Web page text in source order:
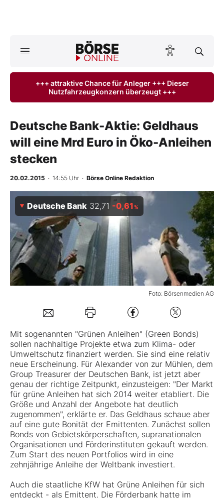
ktuelle Ausgabe BÖRSE ONLINE lesen
Finanz-Check
BO-Musterdepots
Experten
Mein B:O
Mein Konto
Folgen Sie uns
Kontakt
+++ attraktive Chance für Anleger +++ Dieser
Nutzfahrzeugkonzern überzeugt +++
Deutsche Bank-Aktie: Geldhaus
will eine Mrd Euro in Öko-Anleihen
stecken
20.02.2015 · 14:55 Uhr · Börse Online Redaktion
Foto: Börsenmedien AG
Deutsche Bank 32,71 -0,61%
Mit sogenannten "Grünen Anleihen" (Green Bonds)
sollen nachhaltige Projekte etwa zum Klima- oder
Umweltschutz finanziert werden. Sie sind eine relativ
neue Erscheinung. Für Alexander von zur Mühlen, dem
Group Treasurer der Deutschen Bank, ist jetzt aber
genau der richtige Zeitpunkt, einzusteigen: "Der Markt
für grüne Anleihen hat sich 2014 weiter etabliert. Die
Größe und Anzahl der Angebote hat deutlich
zugenommen", erklärte er. Das Geldhaus schaue aber
auf eine gute Bonität der Emittenten. Zunächst sollen
Bonds von Gebietskörperschaften, supranationalen
Organisationen und Förderinstituten gekauft werden.
Zum Start des neuen Portfolios wird in eine
zehnjährige Anleihe der Weltbank investiert.
Auch die staatliche KfW hat Grüne Anleihen für sich
entdeckt - als Emittent. Die Förderbank hatte im